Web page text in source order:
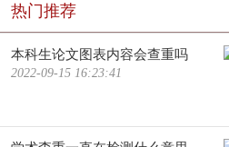
热门推荐
本科生论文图表内容会查重吗
2022-09-15 16:23:41